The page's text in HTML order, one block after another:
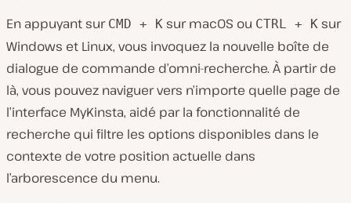
En appuyant sur CMD + K sur macOS ou CTRL + K sur
Windows et Linux, vous invoquez la nouvelle boîte de
dialogue de commande d’omni-recherche. À partir de
là, vous pouvez naviguer vers n’importe quelle page de
l’interface MyKinsta, aidé par la fonctionnalité de
recherche qui filtre les options disponibles dans le
contexte de votre position actuelle dans
l’arborescence du menu.